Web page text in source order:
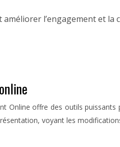
l’engagement et
offre des outils puissants
voyant les